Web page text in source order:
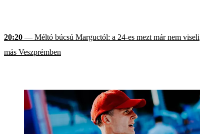
20:20 — Méltó búcsú Marguctól: a 24-es mezt már nem viseli
más Veszprémben